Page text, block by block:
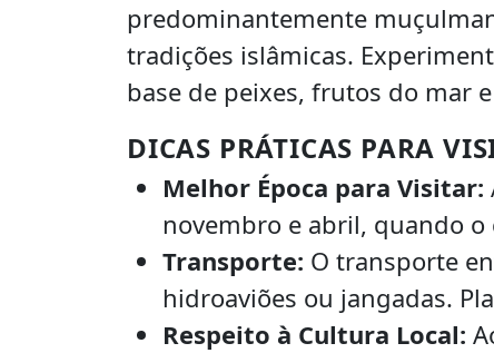
predominantemente
tradições islâmicas.
base de peixes, frutos do mar
DICAS PRÁTICAS PARA
Melhor Época para Visitar:
novembro e abril, quando o
Transporte: O transporte
hidroaviões ou jangadas.
Respeito à Cultura Local: